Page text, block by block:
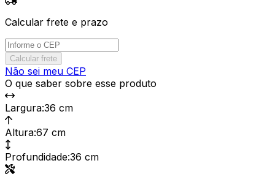
Calcular frete e prazo
Calcular frete
Não sei meu CEP
O que saber sobre esse produto
Largura:36 cm
Altura:67 cm
Profundidade:36 cm